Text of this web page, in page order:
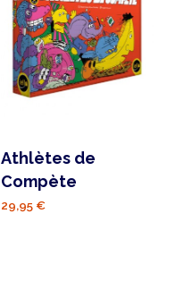
Athlètes de
Compète
29,95 €